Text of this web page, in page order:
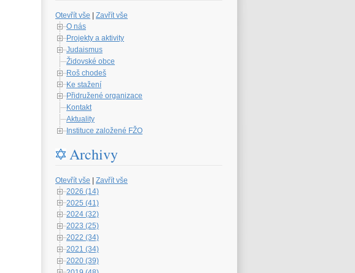
Otevřít vše
Zavřít vše
O nás
Projekty a aktivity
Judaismus
Židovské obce
Roš chodeš
Ke stažení
Přidružené organizace
Kontakt
Aktuality
Instituce založené FŽO
Archivy
Otevřít vše | Zavřít vše
2026 (14)
2025 (41)
2024 (32)
2023 (25)
2022 (34)
2021 (34)
2020 (39)